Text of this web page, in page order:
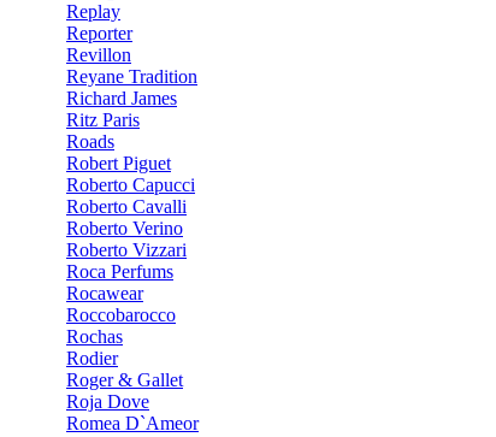
Replay
Reporter
Revillon
Reyane Tradition
Richard James
Ritz Paris
Roads
Robert Piguet
Roberto Capucci
Roberto Cavalli
Roberto Verino
Roberto Vizzari
Roca Perfums
Rocawear
Roccobarocco
Rochas
Rodier
Roger & Gallet
Roja Dove
Romea D`Ameor